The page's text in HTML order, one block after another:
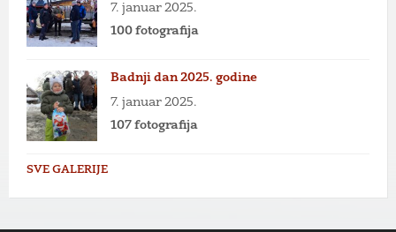
7. januar 2025.
100 fotografija
Badnji dan 2025. godine
7. januar 2025.
107 fotografija
SVE GALERIJE